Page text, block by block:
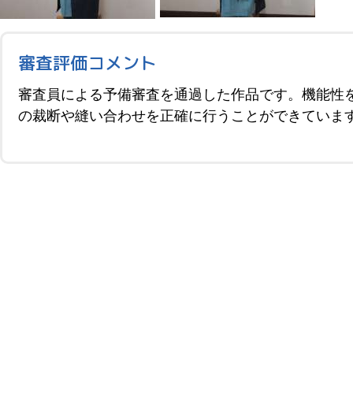
審査評価コメント
審査員による予備審査を通過した作品です。機能
の裁断や縫い合わせを正確に行うことができていま